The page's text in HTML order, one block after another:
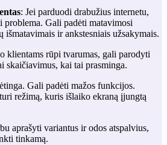
: Jei parduodi drabužius internetu,
Gali padėti matavimosi
išmatavimais ir ankstesniais užsakymais.
klientams rūpi tvarumas, gali parodyti
skaičiavimus, kai tai prasminga.
Gali padėti mažos funkcijos.
režimą, kuris išlaiko ekraną įjungtą
aprašyti variantus ir odos atspalvius,
tinkamą.